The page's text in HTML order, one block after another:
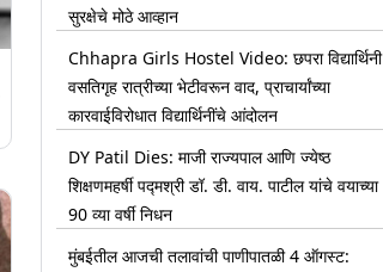
सुरक्षेचे मोठे आव्हान
Chhapra Girls Hostel Video: छपरा विद्यार्थिनी
वसतिगृह रात्रीच्या भेटीवरून वाद, प्राचार्यांच्या
कारवाईविरोधात विद्यार्थिनींचे आंदोलन
DY Patil Dies: माजी राज्यपाल आणि ज्येष्ठ
शिक्षणमहर्षी पद्मश्री डॉ. डी. वाय. पाटील यांचे वयाच्या
90 व्या वर्षी निधन
मुंबईतील आजची तलावांची पाणीपातळी 4 ऑगस्ट: